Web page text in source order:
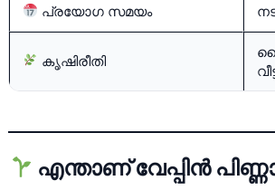
പ്രയോഗ സമയം
കൃഷിരീതി
എന്താണ് വേപ്പിന്‍